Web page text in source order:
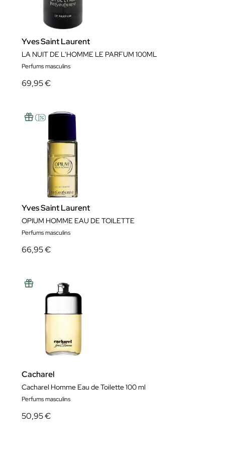
Yves Saint Laurent
LA NUIT DE L'HOMME LE PARFUM 100ML
Perfums masculins
69,95 €
Yves Saint Laurent
OPIUM HOMME EAU DE TOILETTE
Perfums masculins
66,95 €
Cacharel
Cacharel Homme Eau de Toilette 100 ml
Perfums masculins
50,95 €